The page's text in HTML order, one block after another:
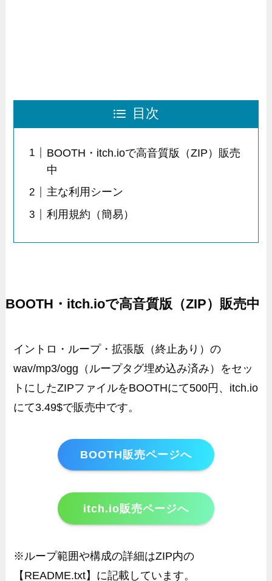
目次
BOOTH・itch.ioで高音質版（ZIP）販売
中
主な利用シーン
利用規約（簡易）
BOOTH・itch.ioで高音質版（ZIP）販売中
イントロ・ループ・拡張版（終止あり）の
wav/mp3/ogg（ループタグ埋め込み済み）をセッ
トにしたZIPファイルをBOOTHにて500円、itch.io
にて3.49$で販売中です。
BOOTH販売ページへ
itch.io販売ページへ
※ループ範囲や構成の詳細はZIP内の
【README.txt】に記載しています。